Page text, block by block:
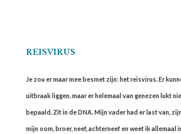
REISVIRUS
Je zou er maar mee besmet zijn: het reisvirus. Er
uitbraak liggen, maar er helemaal van genezen lukt
bepaald. Zit in de DNA. Mijn vader had er last van,
mijn oom, broer, neef, achterneef en weet ik allemaal